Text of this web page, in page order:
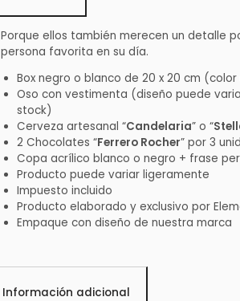
Porque ellos también merecen un detalle
persona favorita en su día.
Box negro o blanco de 20 x 20 cm
Oso con vestimenta (diseño puede
stock)
Cerveza artesanal “Candelaria” o “
2 Chocolates “Ferrero Rocher” por 3
Copa acrílico blanco o negro + frase
Producto puede variar ligeramente
Impuesto incluido
Producto elaborado y exclusivo por
Empaque con diseño de nuestra marca
Información adicional